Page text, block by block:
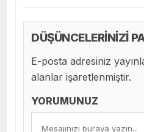
DÜŞÜNCELERİNİZİ
E-posta adresiniz
alanlar işaretlenmiştir.
YORUMUNUZ